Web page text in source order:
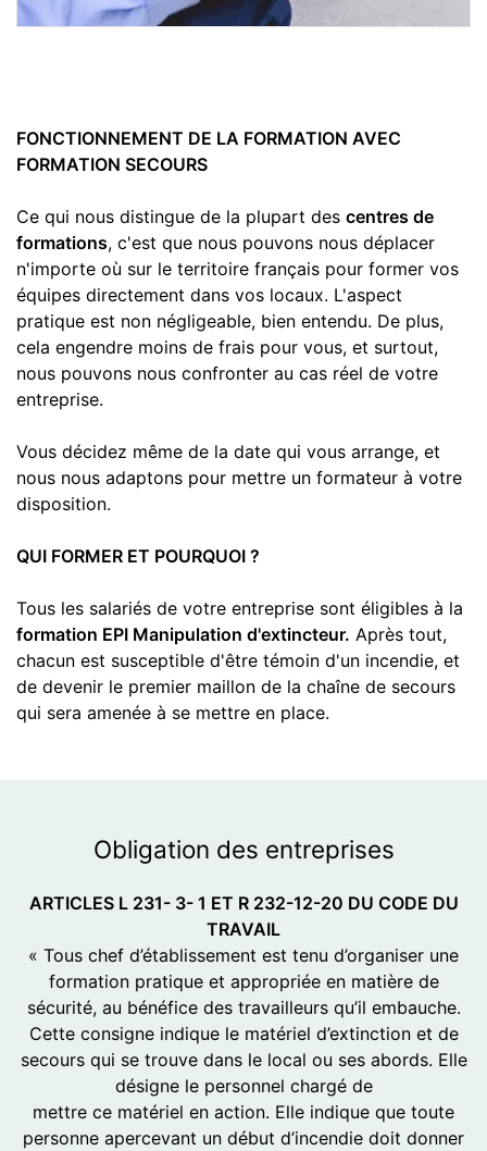
FONCTIONNEMENT DE LA FORMATION AVEC
FORMATION SECOURS
Ce qui nous distingue de la plupart des centres de
formations, c'est que nous pouvons nous déplacer
n'importe où sur le territoire français pour former vos
équipes directement dans vos locaux. L'aspect
pratique est non négligeable, bien entendu. De plus,
cela engendre moins de frais pour vous, et surtout,
nous pouvons nous confronter au cas réel de votre
entreprise.
Vous décidez même de la date qui vous arrange, et
nous nous adaptons pour mettre un formateur à votre
disposition.
QUI FORMER ET POURQUOI ?
Tous les salariés de votre entreprise sont éligibles à la
formation EPI Manipulation d'extincteur. Après tout,
chacun est susceptible d'être témoin d'un incendie, et
de devenir le premier maillon de la chaîne de secours
qui sera amenée à se mettre en place.
Obligation des entreprises
ARTICLES L 231- 3- 1 ET R 232-12-20 DU CODE DU
TRAVAIL
« Tous chef d’établissement est tenu d’organiser une
formation pratique et appropriée en matière de
sécurité, au bénéfice des travailleurs qu’il embauche.
Cette consigne indique le matériel d’extinction et de
secours qui se trouve dans le local ou ses abords. Elle
désigne le personnel chargé de
mettre ce matériel en action. Elle indique que toute
personne apercevant un début d’incendie doit donner